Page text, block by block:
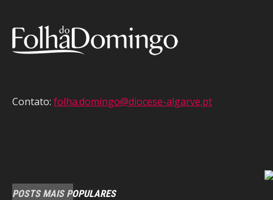
Contato: folha.domingo@diocese-algarve.pt
POSTS MAIS POPULARES